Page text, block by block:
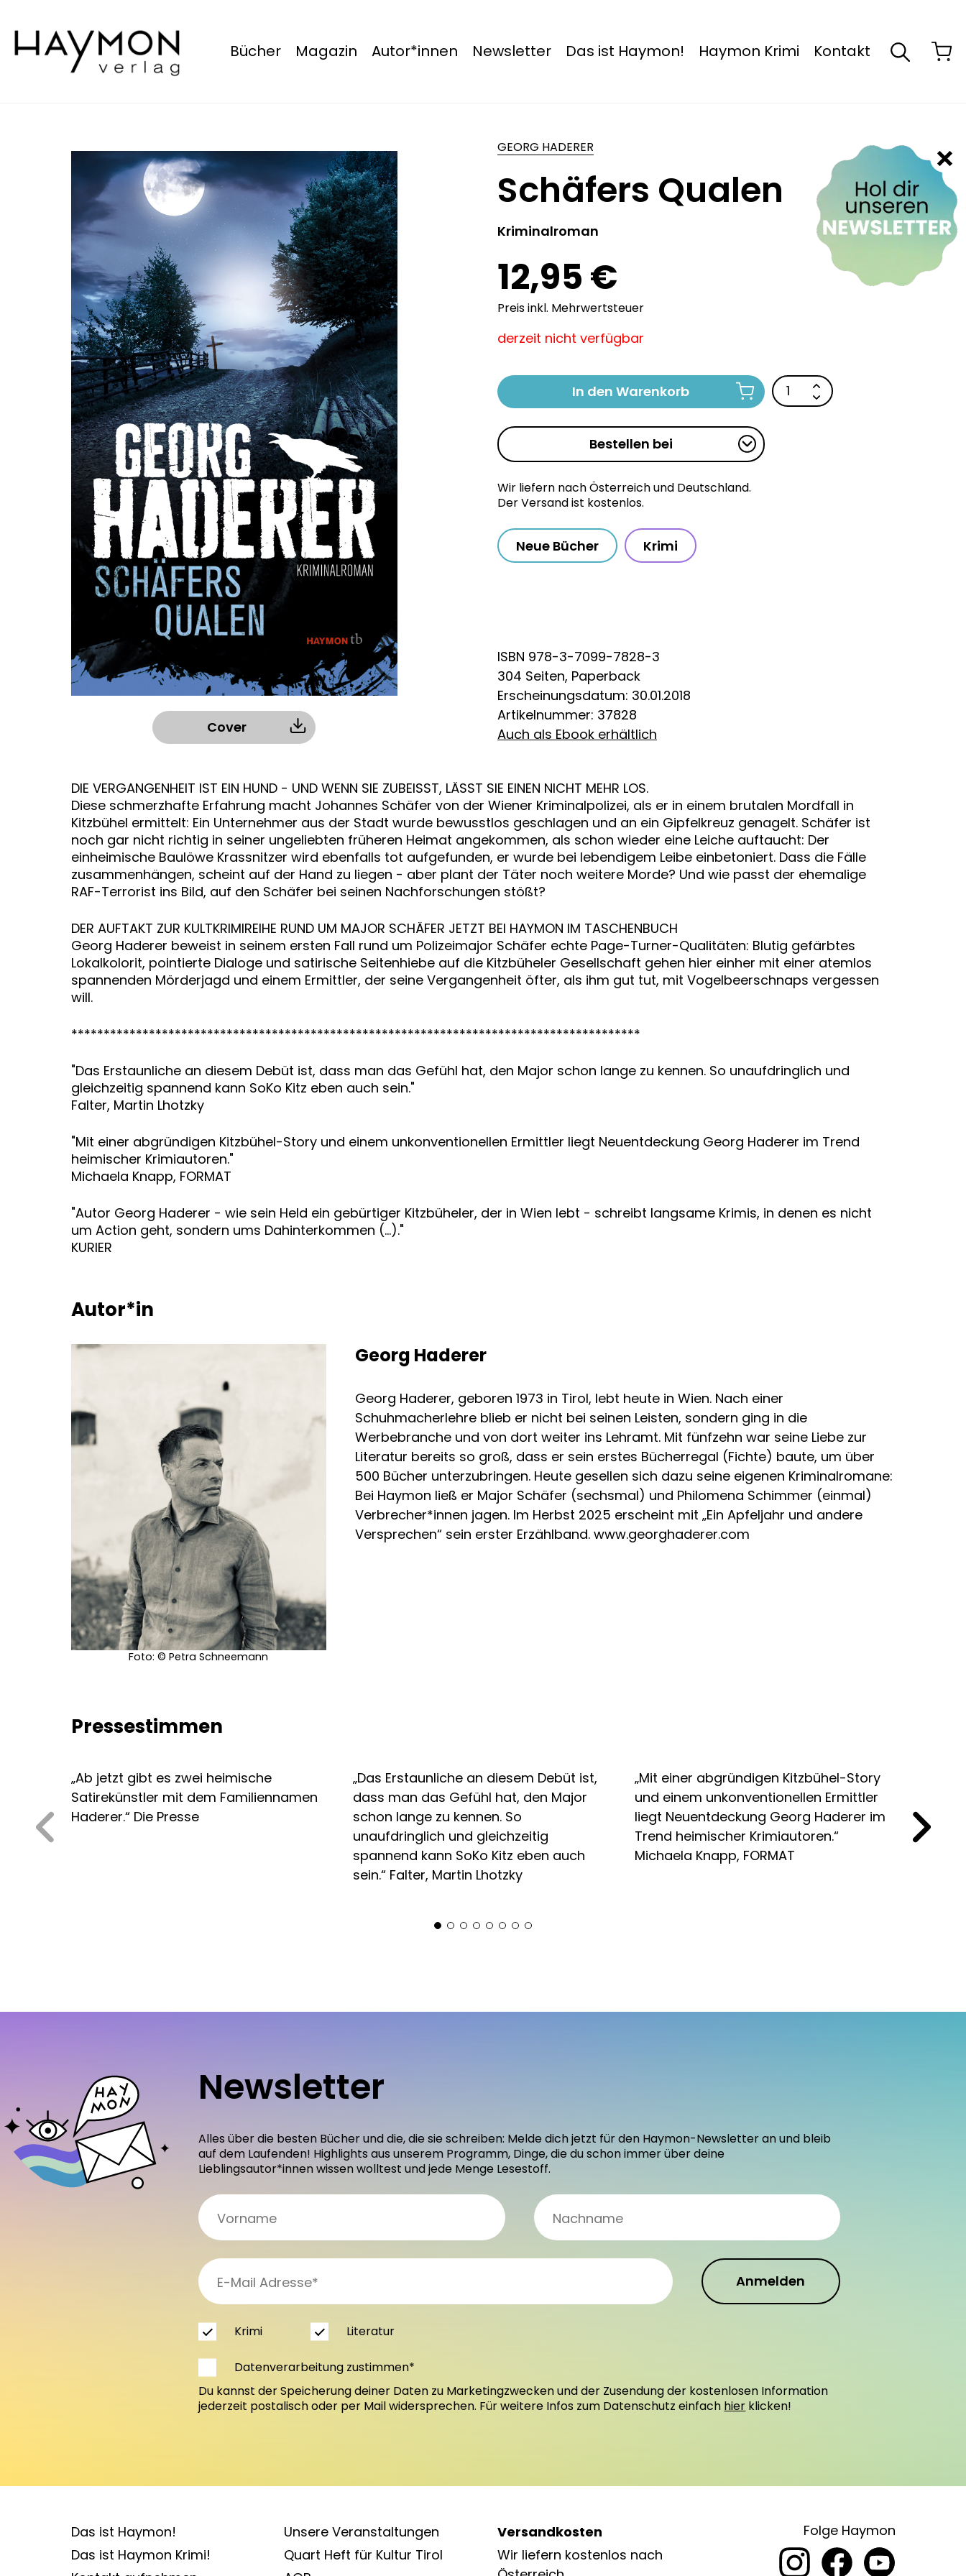
Bücher Magazin Autor*innen Newsletter Das ist Haymon! Haymon Krimi Kontakt
Cover
GEORG HADERER
Schäfers Qualen
Kriminalroman
12,95 €
Preis inkl. Mehrwertsteuer
derzeit nicht verfügbar
In den Warenkorb
Bestellen bei
Wir liefern nach Österreich und Deutschland.
Der Versand ist kostenlos.
Neue Bücher Krimi
ISBN 978-3-7099-7828-3
304 Seiten, Paperback
Erscheinungsdatum: 30.01.2018
Artikelnummer: 37828
Auch als Ebook erhältlich
DIE VERGANGENHEIT IST EIN HUND - UND WENN SIE ZUBEISST, LÄSST SIE EINEN NICHT MEHR LOS.
Diese schmerzhafte Erfahrung macht Johannes Schäfer von der Wiener Kriminalpolizei, als er in einem brutalen Mordfall in
Kitzbühel ermittelt: Ein Unternehmer aus der Stadt wurde bewusstlos geschlagen und an ein Gipfelkreuz genagelt. Schäfer ist
noch gar nicht richtig in seiner ungeliebten früheren Heimat angekommen, als schon wieder eine Leiche auftaucht: Der
einheimische Baulöwe Krassnitzer wird ebenfalls tot aufgefunden, er wurde bei lebendigem Leibe einbetoniert. Dass die Fälle
zusammenhängen, scheint auf der Hand zu liegen - aber plant der Täter noch weitere Morde? Und wie passt der ehemalige
RAF-Terrorist ins Bild, auf den Schäfer bei seinen Nachforschungen stößt?
DER AUFTAKT ZUR KULTKRIMIREIHE RUND UM MAJOR SCHÄFER JETZT BEI HAYMON IM TASCHENBUCH
Georg Haderer beweist in seinem ersten Fall rund um Polizeimajor Schäfer echte Page-Turner-Qualitäten: Blutig gefärbtes
Lokalkolorit, pointierte Dialoge und satirische Seitenhiebe auf die Kitzbüheler Gesellschaft gehen hier einher mit einer atemlos
spannenden Mörderjagd und einem Ermittler, der seine Vergangenheit öfter, als ihm gut tut, mit Vogelbeerschnaps vergessen
will.
****************************************************************************************
"Das Erstaunliche an diesem Debüt ist, dass man das Gefühl hat, den Major schon lange zu kennen. So unaufdringlich und
gleichzeitig spannend kann SoKo Kitz eben auch sein."
Falter, Martin Lhotzky
"Mit einer abgründigen Kitzbühel-Story und einem unkonventionellen Ermittler liegt Neuentdeckung Georg Haderer im Trend
heimischer Krimiautoren."
Michaela Knapp, FORMAT
"Autor Georg Haderer - wie sein Held ein gebürtiger Kitzbüheler, der in Wien lebt - schreibt langsame Krimis, in denen es nicht
um Action geht, sondern ums Dahinterkommen (…)."
KURIER
Autor*in
Foto: © Petra Schneemann
Georg Haderer
Georg Haderer, geboren 1973 in Tirol, lebt heute in Wien. Nach einer
Schuhmacherlehre blieb er nicht bei seinen Leisten, sondern ging in die
Werbebranche und von dort weiter ins Lehramt. Mit fünfzehn war seine Liebe zur
Literatur bereits so groß, dass er sein erstes Bücherregal (Fichte) baute, um über
500 Bücher unterzubringen. Heute gesellen sich dazu seine eigenen Kriminalromane:
Bei Haymon ließ er Major Schäfer (sechsmal) und Philomena Schimmer (einmal)
Verbrecher*innen jagen. Im Herbst 2025 erscheint mit „Ein Apfeljahr und andere
Versprechen“ sein erster Erzählband. www.georghaderer.com
Pressestimmen
„Ab jetzt gibt es zwei heimische
Satirekünstler mit dem Familiennamen
Haderer.“ Die Presse
„Das Erstaunliche an diesem Debüt ist,
dass man das Gefühl hat, den Major
schon lange zu kennen. So
unaufdringlich und gleichzeitig
spannend kann SoKo Kitz eben auch
sein.“ Falter, Martin Lhotzky
„Mit einer abgründigen Kitzbühel-Story
und einem unkonventionellen Ermittler
liegt Neuentdeckung Georg Haderer im
Trend heimischer Krimiautoren.“
Michaela Knapp, FORMAT
nicht
Newsletter
Alles über die besten Bücher und die, die sie schreiben: Melde dich jetzt für den Haymon-Newsletter an und bleib
auf dem Laufenden! Highlights aus unserem Programm, Dinge, die du schon immer über deine
Lieblingsautor*innen wissen wolltest und jede Menge Lesestoff.
Anmelden
Krimi Literatur
Datenverarbeitung zustimmen*
Du kannst der Speicherung deiner Daten zu Marketingzwecken und der Zusendung der kostenlosen Information
jederzeit postalisch oder per Mail widersprechen. Für weitere Infos zum Datenschutz einfach hier klicken!
Das ist Haymon!
Das ist Haymon Krimi!
Unsere Veranstaltungen
Quart Heft für Kultur Tirol
Versandkosten
Wir liefern kostenlos nach
Folge Haymon